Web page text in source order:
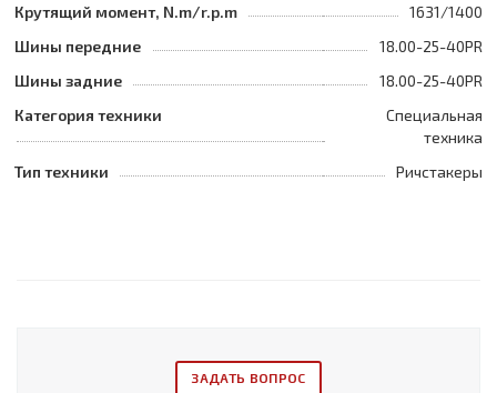
Крутящий момент, N.m/r.p.m
1631/1400
Шины передние
18.00-25-40PR
Шины задние
18.00-25-40PR
Категория техники
Специальная
техника
Тип техники
Ричстакеры
ЗАДАТЬ ВОПРОС